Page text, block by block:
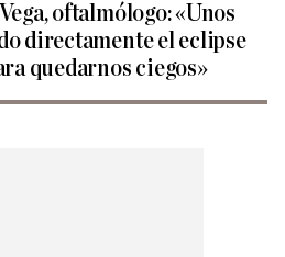
oftalmólogo: «Unos
directamente el eclipse
quedarnos ciegos»